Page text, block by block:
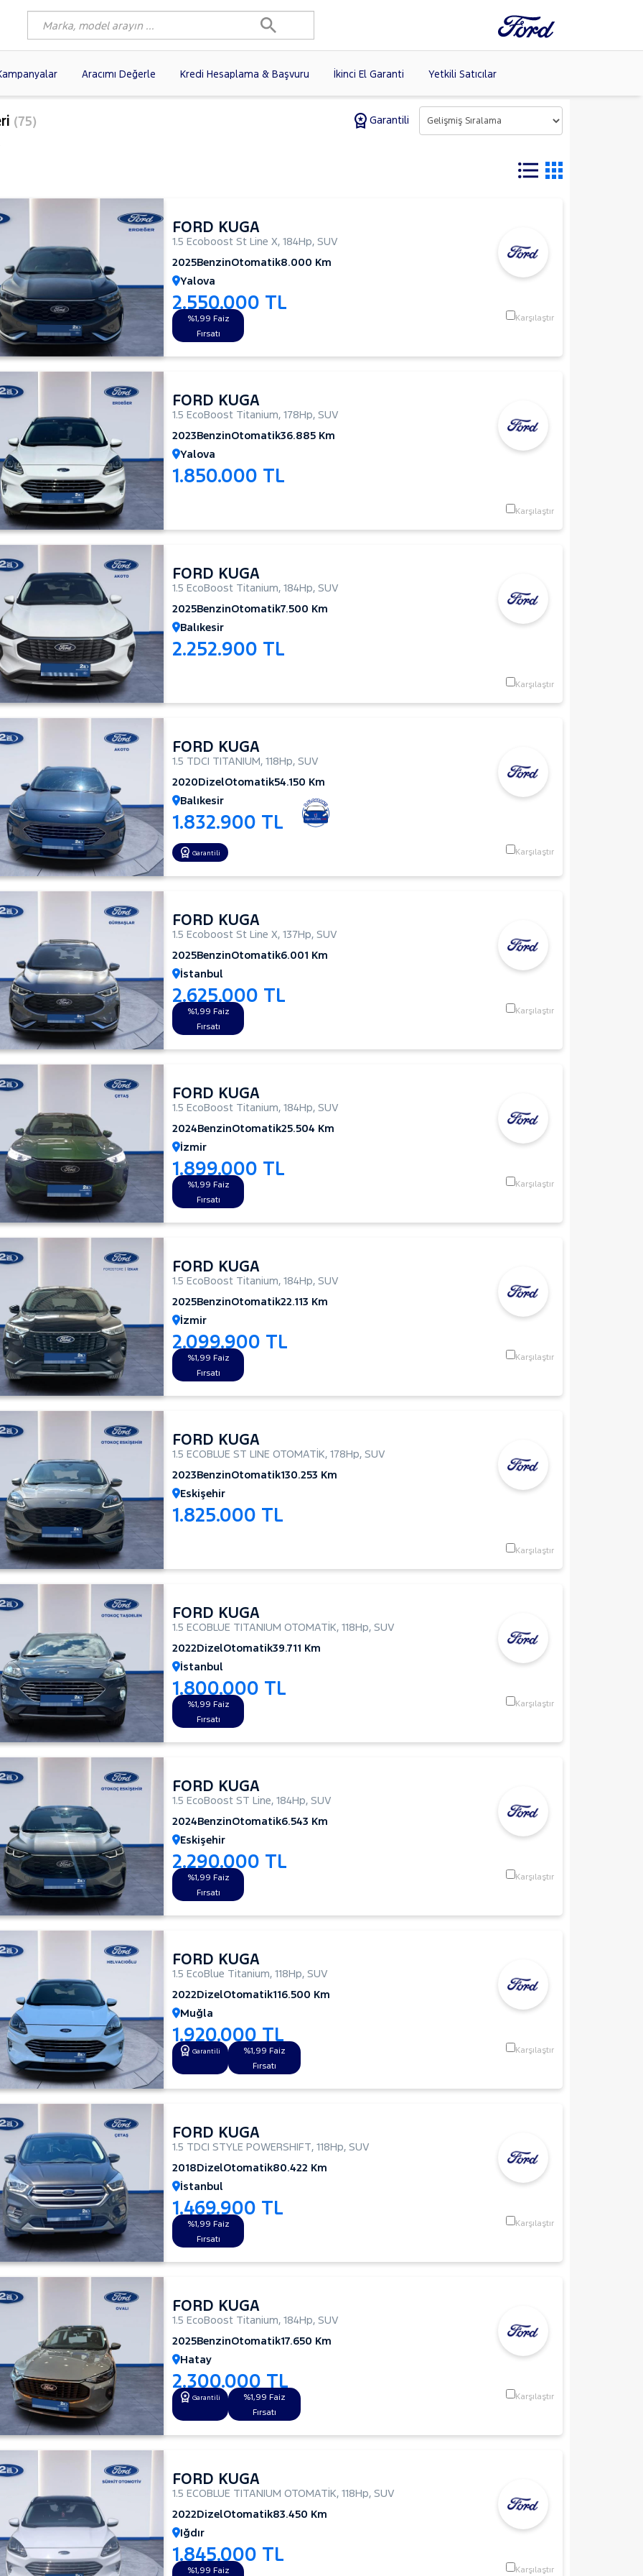
Aracımı Değerle Kredi Hesaplama & Başvuru İkinci El Garanti Yetkili Satıcılar
(75)
Garantili
FORD KUGA
1.5 Ecoboost St Line X, 184Hp, SUV
2025BenzinOtomatik8.000 Km
Yalova
2.550.000 TL
%1,99 Faiz
Fırsatı
Karşılaştır
FORD KUGA
1.5 EcoBoost Titanium, 178Hp, SUV
2023BenzinOtomatik36.885 Km
Yalova
1.850.000 TL
Karşılaştır
FORD KUGA
1.5 EcoBoost Titanium, 184Hp, SUV
2025BenzinOtomatik7.500 Km
Balıkesir
2.252.900 TL
Karşılaştır
FORD KUGA
1.5 TDCI TITANIUM, 118Hp, SUV
2020DizelOtomatik54.150 Km
Balıkesir
1.832.900 TL
Garantili Karşılaştır
FORD KUGA
1.5 Ecoboost St Line X, 137Hp, SUV
2025BenzinOtomatik6.001 Km
İstanbul
2.625.000 TL
%1,99 Faiz
Fırsatı
Karşılaştır
FORD KUGA
1.5 EcoBoost Titanium, 184Hp, SUV
2024BenzinOtomatik25.504 Km
İzmir
1.899.000 TL
%1,99 Faiz
Fırsatı
Karşılaştır
FORD KUGA
1.5 EcoBoost Titanium, 184Hp, SUV
2025BenzinOtomatik22.113 Km
İzmir
2.099.900 TL
%1,99 Faiz
Fırsatı
Karşılaştır
FORD KUGA
1.5 ECOBLUE ST LINE OTOMATİK, 178Hp, SUV
2023BenzinOtomatik130.253 Km
Eskişehir
1.825.000 TL
Karşılaştır
FORD KUGA
1.5 ECOBLUE TITANIUM OTOMATİK, 118Hp, SUV
2022DizelOtomatik39.711 Km
İstanbul
1.800.000 TL
%1,99 Faiz
Fırsatı
Karşılaştır
FORD KUGA
1.5 EcoBoost ST Line, 184Hp, SUV
2024BenzinOtomatik6.543 Km
Eskişehir
2.290.000 TL
%1,99 Faiz
Fırsatı
Karşılaştır
FORD KUGA
1.5 EcoBlue Titanium, 118Hp, SUV
2022DizelOtomatik116.500 Km
Muğla
1.920.000 TL
Garantili
%1,99 Faiz
Fırsatı
Karşılaştır
FORD KUGA
1.5 TDCI STYLE POWERSHIFT, 118Hp, SUV
2018DizelOtomatik80.422 Km
İstanbul
1.469.900 TL
%1,99 Faiz
Fırsatı
Karşılaştır
FORD KUGA
1.5 EcoBoost Titanium, 184Hp, SUV
2025BenzinOtomatik17.650 Km
Hatay
2.300.000 TL
Garantili
%1,99 Faiz
Fırsatı
Karşılaştır
FORD KUGA
1.5 ECOBLUE TITANIUM OTOMATİK, 118Hp, SUV
2022DizelOtomatik83.450 Km
Iğdır
1.845.000 TL
%1,99 Faiz Karşılaştır